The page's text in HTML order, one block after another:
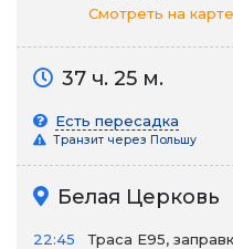
Смотреть на карте
37 ч. 25 м.
Есть пересадка
Транзит через Польшу
Белая Церковь
22:45
Траса E95,